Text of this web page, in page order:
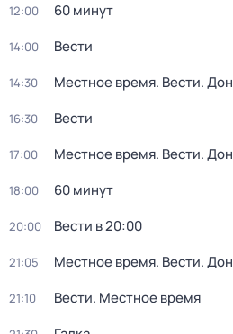
12:00 60 минут
14:00 Вести
14:30 Местное время. Вести. Дон
16:30 Вести
17:00 Местное время. Вести. Дон
18:00 60 минут
20:00 Вести в 20:00
21:05 Местное время. Вести. Дон
21:10 Вести. Местное время